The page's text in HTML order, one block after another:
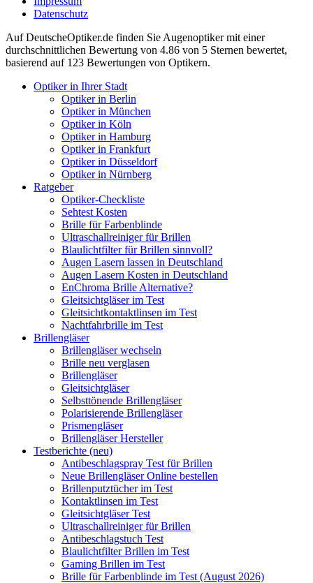
Datenschutz
AufDeutscheOptiker.de finden Sie Augenoptiker mit einer
durchschnittlichen Bewertung von 4.86 von 5 Sternen bewertet,
basierend auf 123 Bewertungen von Optikern.
Optiker in Ihrer Stadt
Optiker in Berlin
Optiker in München
Optiker in Köln
Optiker in Hamburg
Optiker in Frankfurt
Optiker in Düsseldorf
Optiker in Nürnberg
Ratgeber
Optiker-Checkliste
Sehtest Kosten
Brille für Farbenblinde
Ultraschallreiniger für Brillen
Blaulichtfilter für Brillen sinnvoll?
Augen Lasern lassen in Deutschland
Augen Lasern Kosten in Deutschland
EnChroma Brille Alternative?
Gleitsichtgläser im Test
Gleitsichtkontaktlinsen im Test
Nachtfahrbrille im Test
Brillengläser
Brillengläser wechseln
Brille neu verglasen
Brillengläser
Gleitsichtgläser
Selbsttönende Brillengläser
Polarisierende Brillengläser
Prismengläser
Brillengläser Hersteller
Testberichte (neu)
Antibeschlagspray Test für Brillen
Neue Brillengläser Online bestellen
Brillenputztücher im Test
Kontaktlinsen im Test
Gleitsichtgläser Test
Ultraschallreiniger für Brillen
Antibeschlagstuch Test
Blaulichtfilter Brillen im Test
Gaming Brillen im Test
Brille für Farbenblinde im Test (August 2026)